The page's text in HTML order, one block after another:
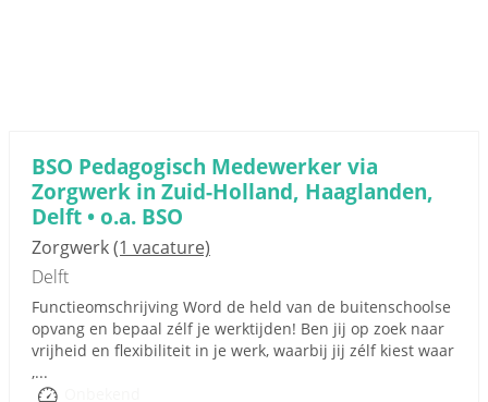
BSO Pedagogisch Medewerker via
Zorgwerk in Zuid-Holland, Haaglanden,
Delft • o.a. BSO
Zorgwerk(1 vacature)
Delft
Functieomschrijving Word de held van de buitenschoolse
opvang en bepaal zélf je werktijden! Ben jij op zoek naar
vrijheid en flexibiliteit in je werk, waarbij jij zélf kiest waar
,...